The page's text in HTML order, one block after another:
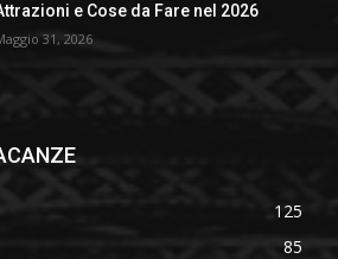
e Cose da Fare nel 2026
31, 2026
125
85